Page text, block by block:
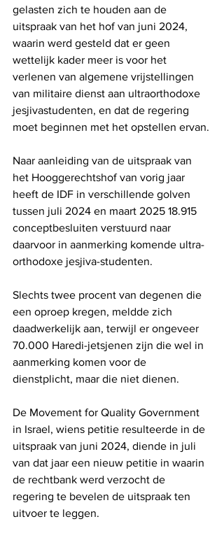
gelasten zich te houden aan de
uitspraak van het hof van juni 2024,
waarin werd gesteld dat er geen
wettelijk kader meer is voor het
verlenen van algemene vrijstellingen
van militaire dienst aan ultraorthodoxe
jesjivastudenten, en dat de regering
moet beginnen met het opstellen ervan.
Naar aanleiding van de uitspraak van
het Hooggerechtshof van vorig jaar
heeft de IDF in verschillende golven
tussen juli 2024 en maart 2025 18.915
conceptbesluiten verstuurd naar
daarvoor in aanmerking komende ultra-
orthodoxe jesjiva-studenten.
Slechts twee procent van degenen die
een oproep kregen, meldde zich
daadwerkelijk aan, terwijl er ongeveer
70.000 Haredi-jetsjenen zijn die wel in
aanmerking komen voor de
dienstplicht, maar die niet dienen.
De Movement for Quality Government
in Israel, wiens petitie resulteerde in de
uitspraak van juni 2024, diende in juli
van dat jaar een nieuw petitie in waarin
de rechtbank werd verzocht de
regering te bevelen de uitspraak ten
uitvoer te leggen.